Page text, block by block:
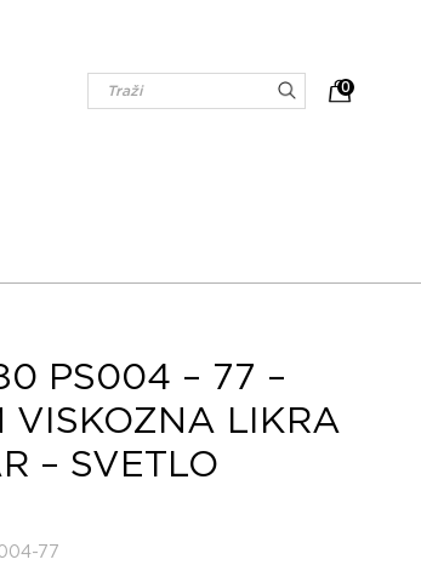
0
PS004 – 77 –
VISKOZNA LIKRA
– SVETLO
77